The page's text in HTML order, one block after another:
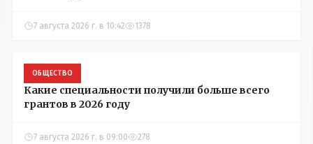
7 августа 2026 г. в 10:42 1378
ОБЩЕСТВО
Какие специальности получили больше всего
грантов в 2026 году
7 августа 2026 г. в 09:00 278